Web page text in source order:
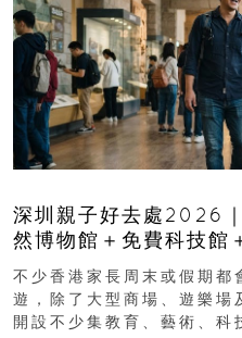
深圳親子好去處2026
然博物館＋免費科技館
齡、交通、門票、開放
不少香港家長周末或假期都
遊，除了大型商場、遊樂場
開設不少集教育、藝術、科